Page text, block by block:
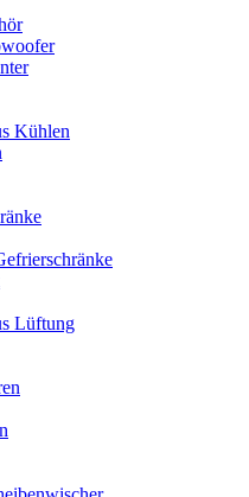
Kühlen
Lüftung